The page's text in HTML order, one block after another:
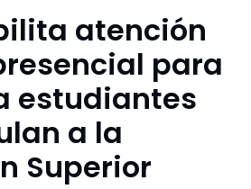
atención
para
estudiantes
a la
Superior